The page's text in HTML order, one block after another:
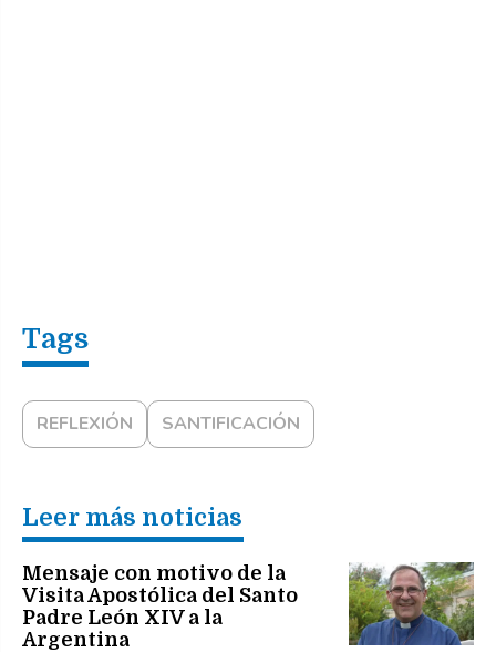
REFLEXIÓN SANTIFICACIÓN
Leer más noticias
Mensaje con motivo de la
Visita Apostólica del Santo
Padre León XIV a la
Argentina